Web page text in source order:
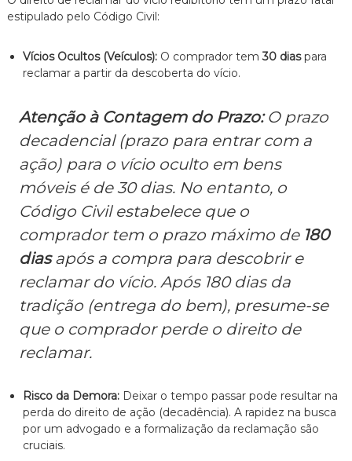
estipulado pelo Código Civil:
Vícios Ocultos (Veículos):O comprador tem30 diaspara
reclamar a partir da descoberta do vício.
Atenção à Contagem do Prazo:O prazo
decadencial(prazo para entrar com a
ação) para o vício oculto em bens
móveis é de 30 dias. No entanto, o
Código Civil estabelece que o
comprador tem o prazo máximo de 180
diasapós a compra para descobrir e
reclamar do vício. Após 180 dias da
tradição (entrega do bem), presume-se
que o comprador perde o direito de
reclamar.
Risco da Demora:Deixar o tempo passar pode resultar na
perda do direito de ação (decadência). A rapidez na busca
por um advogado e a formalização da reclamação são
cruciais.